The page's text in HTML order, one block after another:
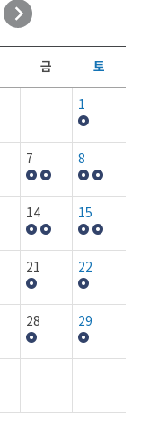
금 토
1
7 8
14 15
21 22
28 29